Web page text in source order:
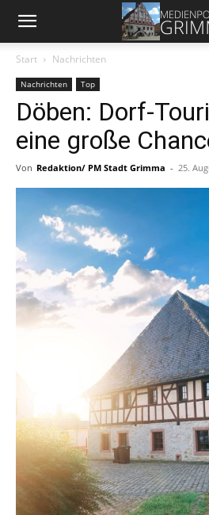
Start Nachrichten
Nachrichten Top
Döben: Dorf-
eine große
Von Redaktion/ PM Stadt Grimma - 25.